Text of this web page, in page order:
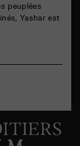
peuplées
Yashar est